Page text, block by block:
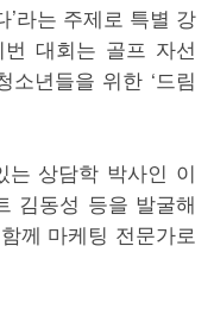
’라는 주제로 특별 강
대회는 골프 자선
년들을 위한 ‘드림
상담학 박사인 이
김동성 등을 발굴해
께 마케팅 전문가로